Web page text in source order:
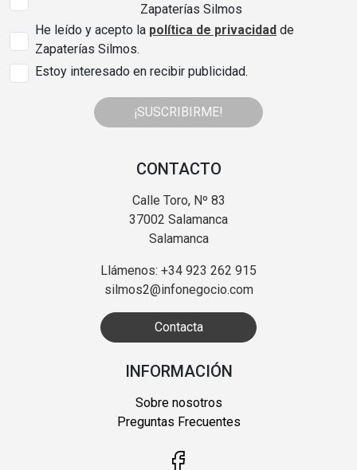
Zapaterías Silmos
He leído y acepto la política de privacidad de
Zapaterías Silmos.
Estoy interesado en recibir publicidad.
¡SUSCRIBIRME!
CONTACTO
Calle Toro, Nº 83
37002 Salamanca
Salamanca
Llámenos: +34 923 262 915
silmos2@infonegocio.com
Contacta
INFORMACIÓN
Sobre nosotros
Preguntas Frecuentes